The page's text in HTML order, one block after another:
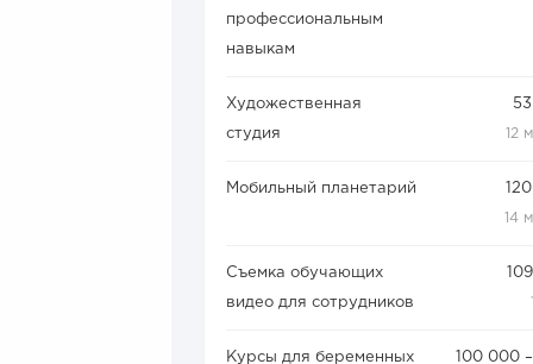
профессиональным
навыкам
Художественная
студия 12
Мобильный планетарий
14
Съемка обучающих
видео для сотрудников
Курсы для беременных